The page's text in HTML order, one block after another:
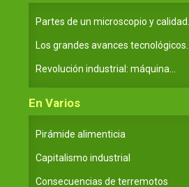
Partes de un microscopio y calidad...
Los grandes avances tecnológicos...
Revolución industrial: máquina...
En Varios
Pirámide alimenticia
Capitalismo industrial
Consecuencias de terremotos